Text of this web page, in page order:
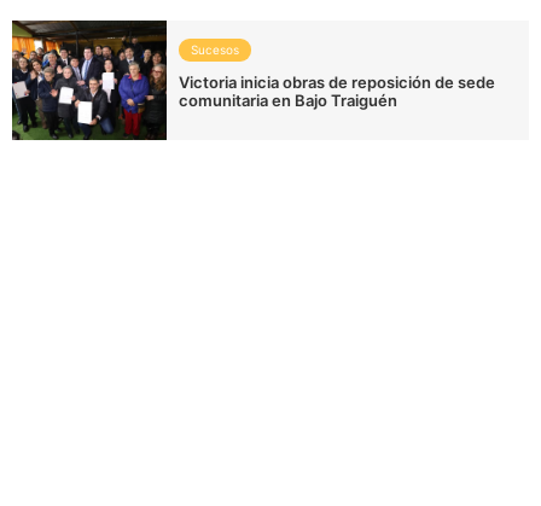
Sucesos
Victoria inicia obras de reposición de sede
comunitaria en Bajo Traiguén